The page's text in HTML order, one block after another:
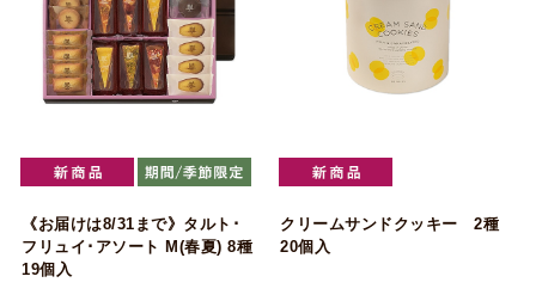
《お届けは8/31まで》タルト･
フリュイ･アソート M(春夏) 8種
19個入
クリームサンドクッキー 2種
20個入